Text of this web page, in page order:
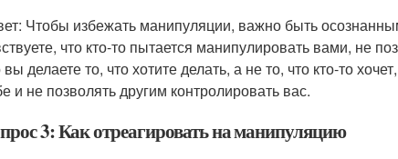
Чтобы избежать манипуляции, важно быть
что кто-то пытается манипулировать вами, не
вы делаете то, что хотите делать, а не то, что кто-то
и не позволять другим контролировать вас.
3: Как отреагировать на манипуляцию